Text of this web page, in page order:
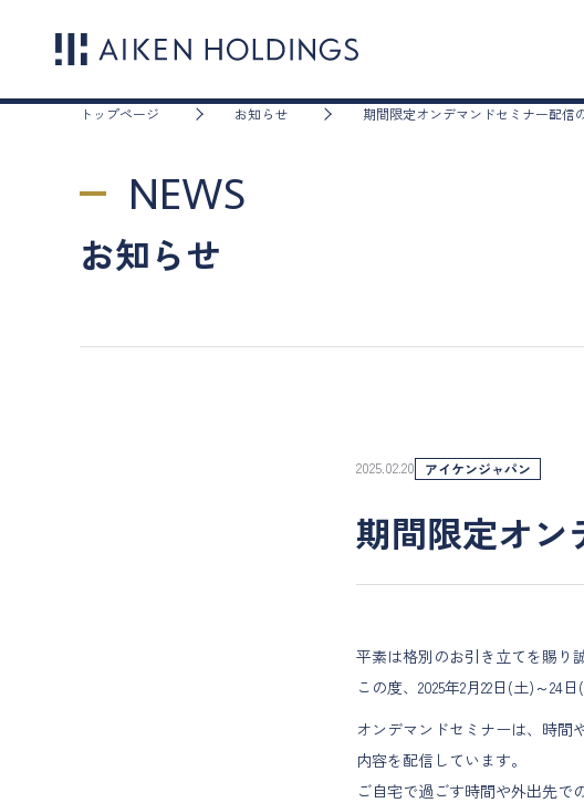
トップページ お知らせ 期間限定オンデマンドセミナー配信
NEWS
お知らせ
2025.02.20 アイケンジャパン
期間限定オン
平素は格別のお引き立てを賜り
この度、2025年2月22日(土)～
オンデマンドセミナーは、時間
内容を配信しています。
ご自宅で過ごす時間や外出先で